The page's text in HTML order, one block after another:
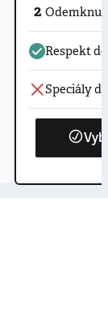
2
Respekt
Speciály